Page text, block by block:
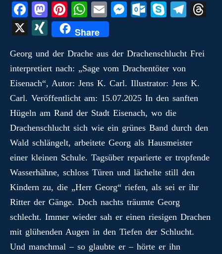
Fa
ce
bo
ok
M
as
to
do
n
Pi
nt
er
es
t
W
ha
ts
A
pp
E
m
ail
M
ng
er
O
ok
.c
o
m
S
Te
a
X
X
N
G
Share
Georg und der Drache aus der Drachenschlucht Frei
interpretiert nach: „Sage vom Drachentöter von
Eisenach“, Autor: Jens K. Carl. Illustrator: Jens K.
Carl. Veröffentlicht am: 15.07.2025 In den sanften
Hügeln am Rand der Stadt Eisenach, wo die
Drachenschlucht sich wie ein grünes Band durch den
Wald schlängelt, arbeitete Georg als Hausmeister
einer kleinen Schule. Tagsüber reparierte er tropfende
Wasserhähne, schloss Türen und lächelte still den
Kindern zu, die „Herr Georg“ riefen, als sei er ihr
Ritter der Gänge. Doch nachts träumte Georg
schlecht. Immer wieder sah er einen riesigen Drachen
mit glühenden Augen in den Tiefen der Schlucht.
Und manchmal – so glaubte er – hörte er ihn